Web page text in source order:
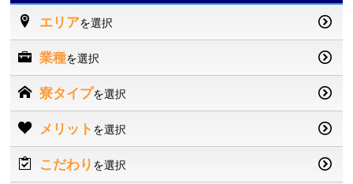
エリアを選択
業種を選択
寮タイプを選択
メリット を選択
こだわり を選択